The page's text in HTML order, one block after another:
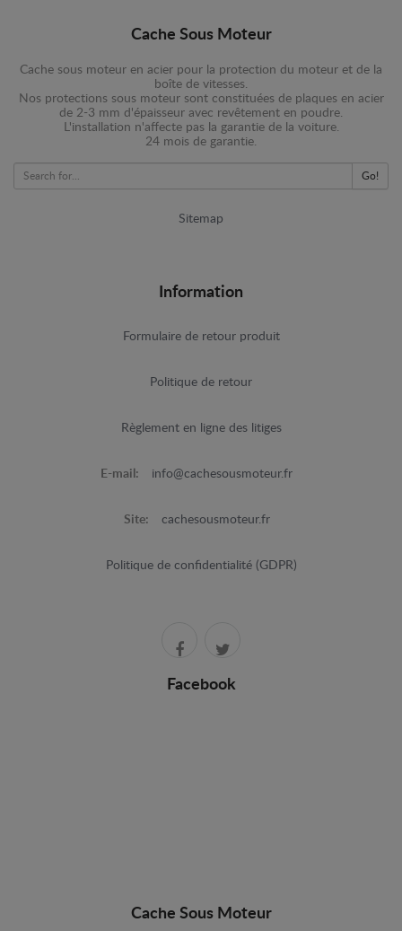
Cache Sous Moteur
Cache sous moteur en acier pour la protection du moteur et de la
boîte de vitesses.
Nos protections sous moteur sont constituées de plaques en acier
de 2-3 mm d'épaisseur avec revêtement en poudre.
L'installation n'affecte pas la garantie de la voiture.
24 mois de garantie.
Go!
Sitemap
Information
Formulaire de retour produit
Politique de retour
Règlement en ligne des litiges
E-mail: info@cachesousmoteur.fr
Site: cachesousmoteur.fr
Politique de confidentialité (GDPR)
Facebook
Cache Sous Moteur